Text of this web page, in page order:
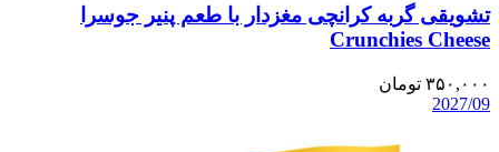
تشویقی گربه کرانچی مغزدار با طعم پنیر جوسرا
Crunchies Cheese
۳۵۰,۰۰۰ تومان
2027/09